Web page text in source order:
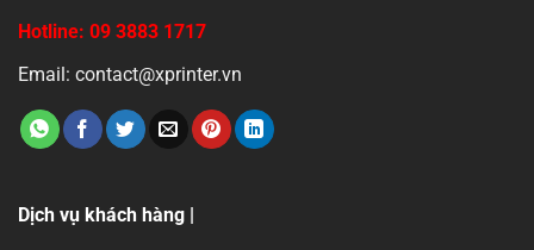
Hotline: 09 3883 1717
Email: contact@xprinter.vn
Dịch vụ khách hàng |